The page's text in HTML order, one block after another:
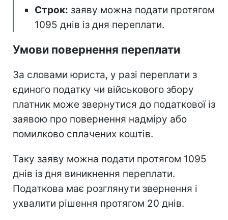
Строк: заяву можна подати протягом
1095 днів із дня переплати.
Умови повернення переплати
За словами юриста, у разі переплати з
єдиного податку чи військового збору
платник може звернутися до податкової із
заявою про повернення надміру або
помилково сплачених коштів.
Таку заяву можна подати протягом 1095
днів із дня виникнення переплати.
Податкова має розглянути звернення і
ухвалити рішення протягом 20 днів.